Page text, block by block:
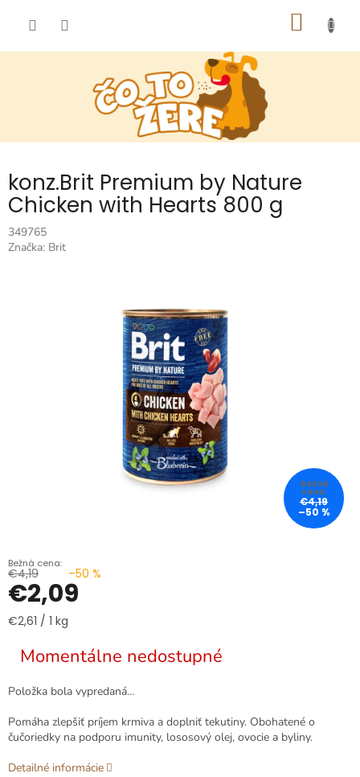
konz.Brit Premium by Nature
Chicken with Hearts 800 g
349765
Značka: Brit
€4,19
–50 %
€4,19 –50 %
€2,09
Jednotková
€2,61 / 1 kg
Momentálne nedostupné
Položka bola vypredaná…
Pomáha zlepšiť príjem krmiva a doplniť tekutiny. Obohatené o
čučoriedky na podporu imunity, lososový olej, ovocie a byliny.
Detailné informácie